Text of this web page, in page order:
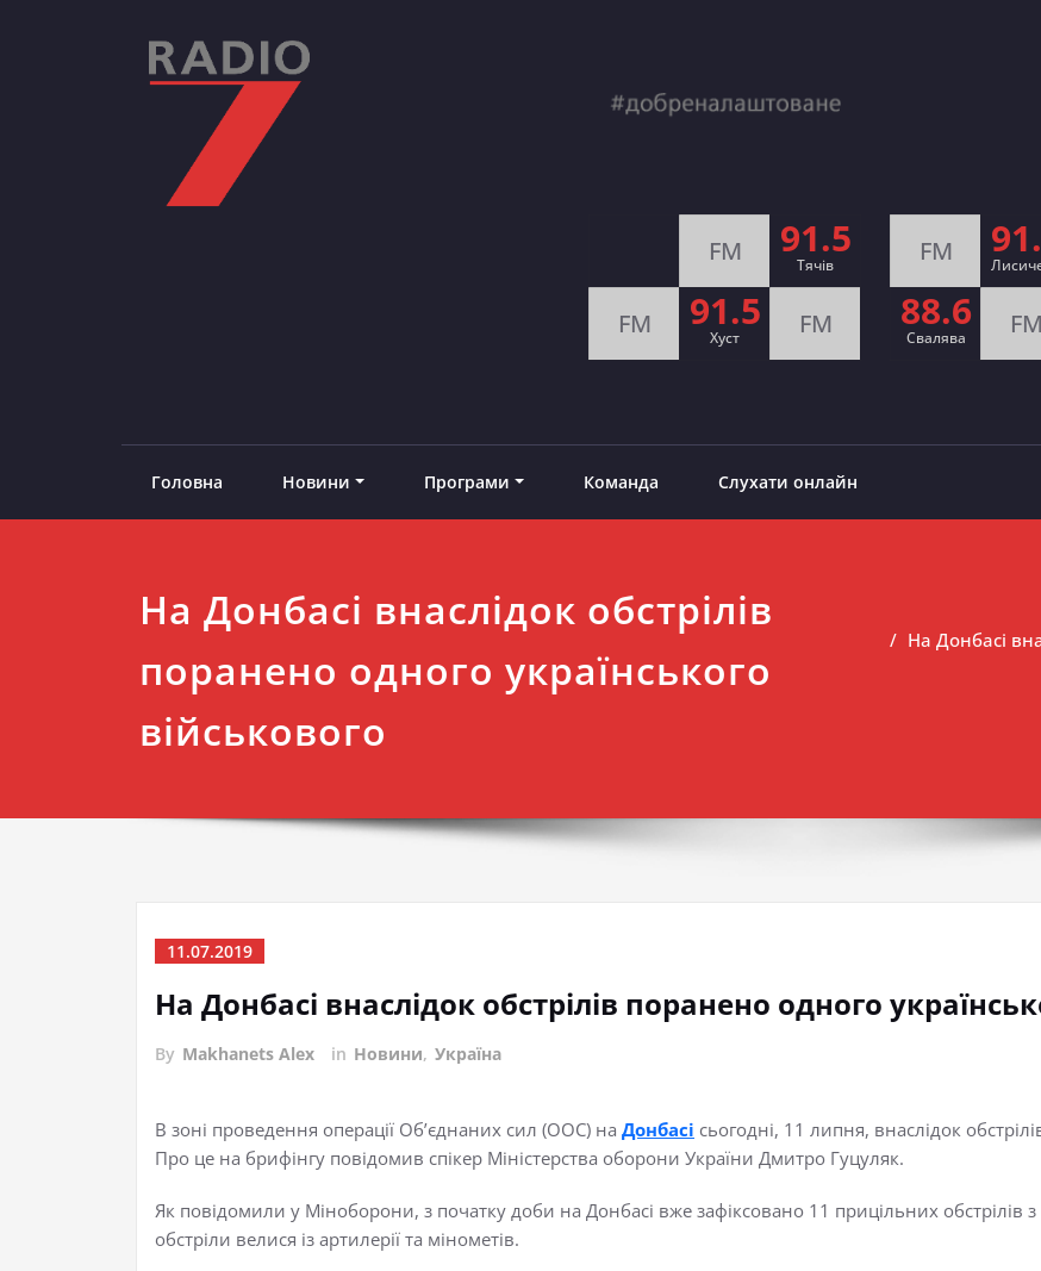
FM 91.5
Тячів
FM 91.5
Хуст FM
FM
88.6
Свалява FM
Головна Новини Програми Команда Слухати онлайн
На Донбасі внаслідок обстрілів
поранено одного українського
військового
На Донбасі
11.07.2019
На Донбасі внаслідок обстрілів поранено одного
By Makhanets Alex in Новини, Україна
В зоні проведення операції Об’єднаних сил (ООС) на Донбасі сьогодні, 11 липня, внаслідок
Про це на брифінгу повідомив спікер Міністерства оборони України Дмитро Гуцуляк.
Як повідомили у Міноборони, з початку доби на Донбасі вже зафіксовано 11 прицільних обстрілів
обстріли велися із артилерії та мінометів.